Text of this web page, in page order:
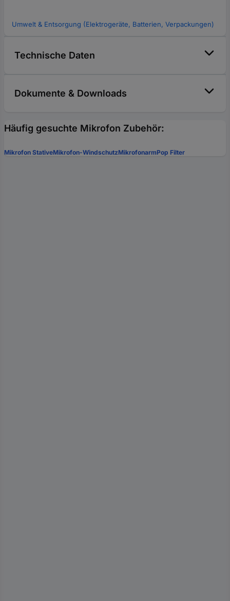
Umwelt & Entsorgung (Elektrogeräte, Batterien, Verpackungen)
Technische Daten
Dokumente & Downloads
Häufig gesuchte Mikrofon Zubehör:
Mikrofon StativeMikrofon-WindschutzMikrofonarmPop Filter